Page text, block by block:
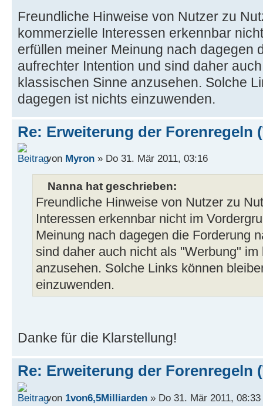
Freundliche Hinweise von Nutzer zu
kommerzielle Interessen erkennbar
erfüllen meiner Meinung nach dagegen
aufrechter Intention und sind daher
klassischen Sinne anzusehen. Solche
dagegen ist nichts einzuwenden.
Re: Erweiterung der Forenregeln
von Myron » Do 31. Mär 2011, 03:16
Nanna hat geschrieben:
Freundliche Hinweise von Nutzer zu
Interessen erkennbar nicht im
Meinung nach dagegen die Forderung
sind daher auch nicht als "Werbung"
anzusehen. Solche Links können
einzuwenden.
Danke für die Klarstellung!
Re: Erweiterung der Forenregeln
von 1von6,5Milliarden » Do 31. Mär 2011, 08:33